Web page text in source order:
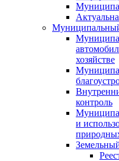
хозяйстве
контроль
и